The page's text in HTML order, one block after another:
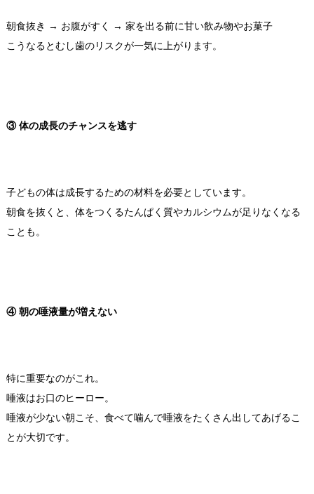
朝食抜き → お腹がすく → 家を出る前に甘い飲み物やお菓子
こうなるとむし歯のリスクが一気に上がります。
③ 体の成長のチャンスを逃す
子どもの体は成長するための材料を必要としています。
朝食を抜くと、体をつくるたんぱく質やカルシウムが足りなくなる
ことも。
④ 朝の唾液量が増えない
特に重要なのがこれ。
唾液はお口のヒーロー。
唾液が少ない朝こそ、食べて噛んで唾液をたくさん出してあげるこ
とが大切です。